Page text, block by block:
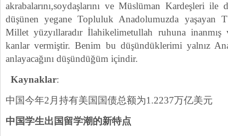
akrabalarını,soydaşlarını ve Müslüman Kardeşleri ile
düşünen yegane Topluluk Anadolumuzda
Millet yüzyıllaradır İlahikelimetullah ruhuna
kanlar vermiştir. Benim bu düşündüklerimi yalnız
anlayacağını düşündüğüm içindir.
Kaynaklar:
中国今年2月持有美国国债总额为1.2237万亿美元
中国学生出国留学潮的新特点